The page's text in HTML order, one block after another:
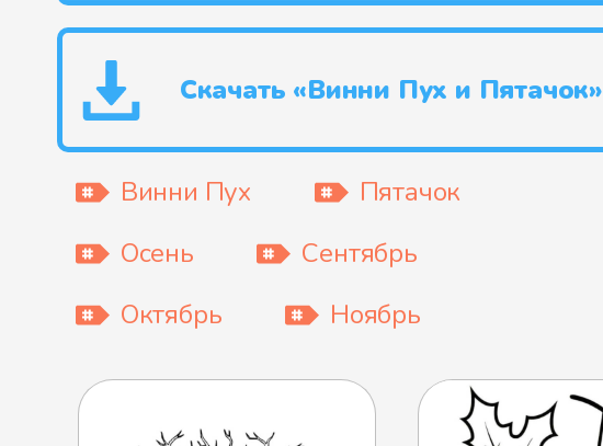
Скачать «Винни Пух и Пятачок»
Винни Пух
Пятачок
Осень
Сентябрь
Октябрь
Ноябрь